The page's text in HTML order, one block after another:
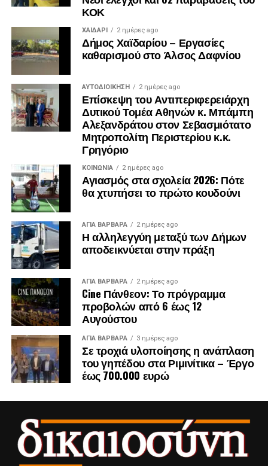
ΚΟΚ
ΧΑΪΔΑΡΙ 2 ημέρες ago
Δήμος Χαϊδαρίου – Εργασίες
καθαρισμού στο Άλσος Δαφνίου
ΑΥΤΟΔΙΟΊΚΗΣΗ 2 ημέρες ago
Επίσκεψη του Αντιπεριφερειάρχη
Δυτικού Τομέα Αθηνών κ. Μπάμπη
Αλεξανδράτου στον Σεβασμιότατο
Μητροπολίτη Περιστερίου κ.κ.
Γρηγόριο
ΚΟΙΝΩΝΊΑ 2 ημέρες ago
Αγιασμός στα σχολεία 2026: Πότε
θα χτυπήσει το πρώτο κουδούνι
ΑΓΙΑ ΒΑΡΒΑΡΑ 2 ημέρες ago
Η αλληλεγγύη μεταξύ των Δήμων
αποδεικνύεται στην πράξη
ΑΓΙΑ ΒΑΡΒΑΡΑ 2 ημέρες ago
Cine Πάνθεον: Το πρόγραμμα
προβολών από 6 έως 12
Αυγούστου
ΑΓΙΑ ΒΑΡΒΑΡΑ 3 ημέρες ago
Σε τροχιά υλοποίησης η ανάπλαση
του γηπέδου στα Ριμινίτικα – Έργο
έως 700.000 ευρώ